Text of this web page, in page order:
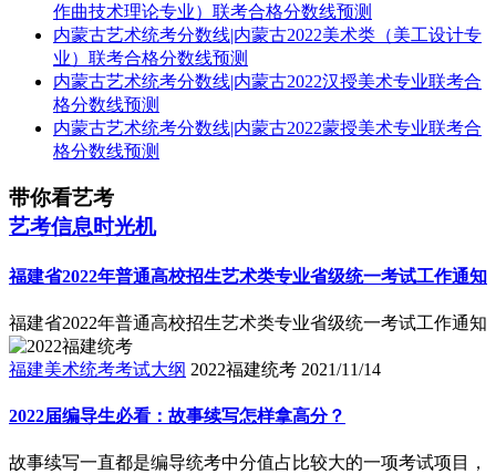
作曲技术理论专业）联考合格分数线预测
内蒙古艺术统考分数线|内蒙古2022美术类（美工设计专
业）联考合格分数线预测
内蒙古艺术统考分数线|内蒙古2022汉授美术专业联考合
格分数线预测
内蒙古艺术统考分数线|内蒙古2022蒙授美术专业联考合
格分数线预测
带你看艺考
艺考信息时光机
福建省2022年普通高校招生艺术类专业省级统一考试工作通知
福建省2022年普通高校招生艺术类专业省级统一考试工作通知
福建美术统考考试大纲 2022福建统考 2021/11/14
2022届编导生必看：故事续写怎样拿高分？
故事续写一直都是编导统考中分值占比较大的一项考试项目，